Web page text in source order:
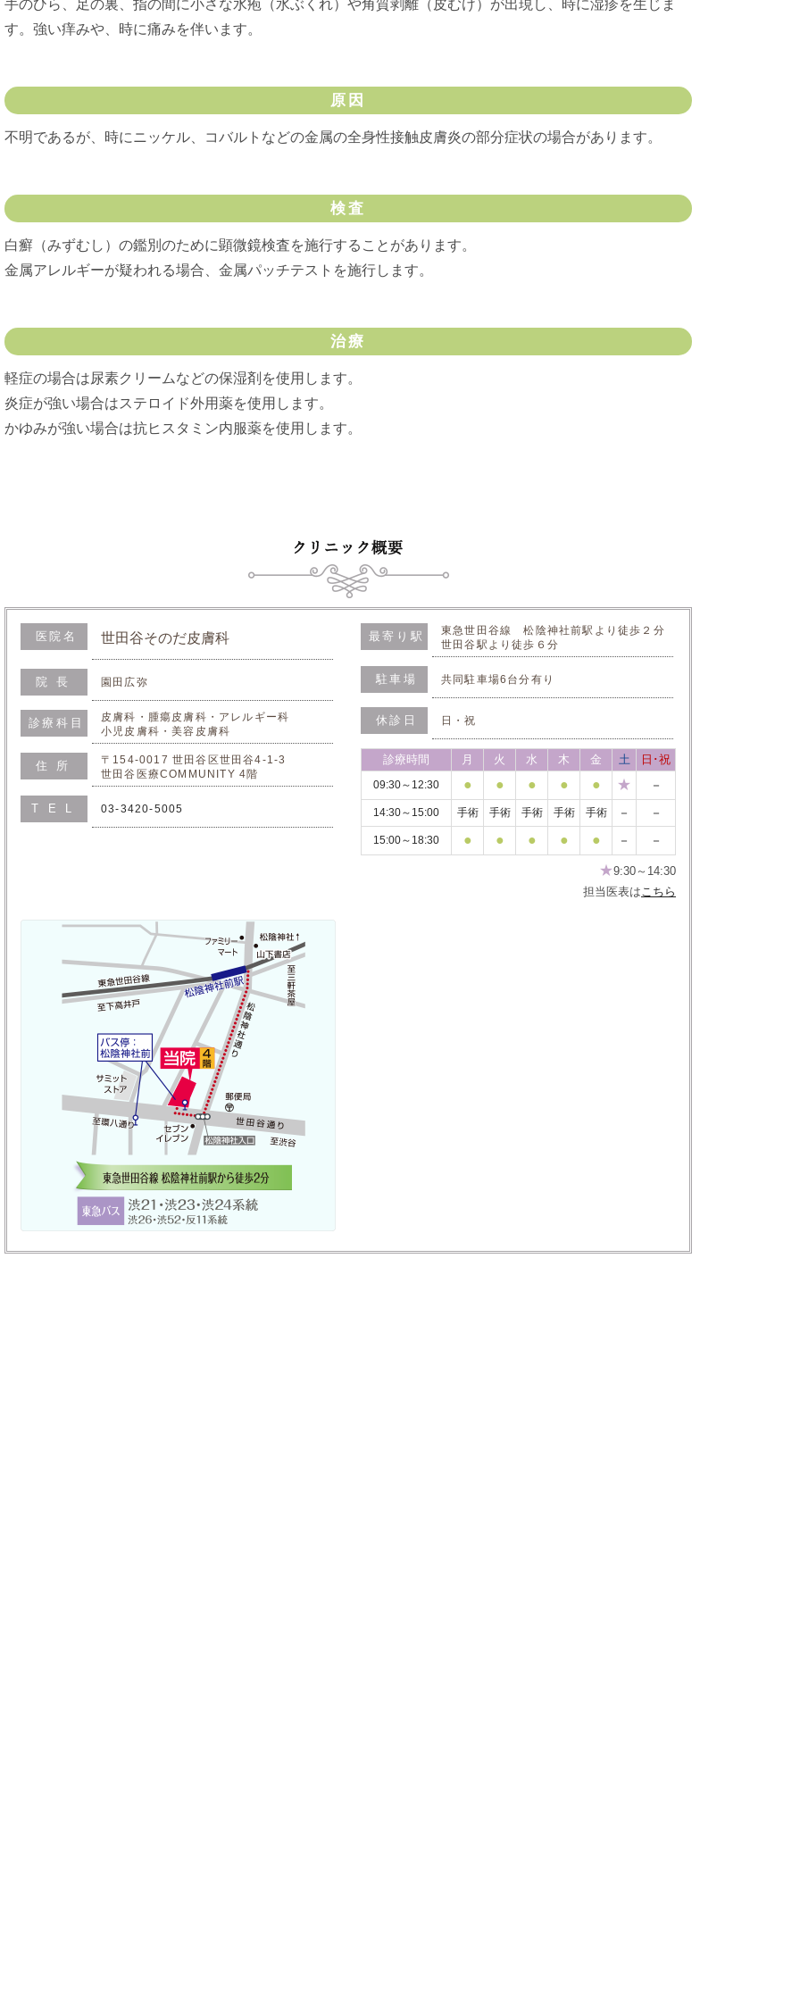
手のひら、足の裏、指の間に小さな水疱（水ぶくれ）や角質剥離（皮むけ）が出現し、時に湿疹を生じま
す。強い痒みや、時に痛みを伴います。
原因
不明であるが、時にニッケル、コバルトなどの金属の全身性接触皮膚炎の部分症状の場合があります。
検査
白癬（みずむし）の鑑別のために顕微鏡検査を施行することがあります。
金属アレルギーが疑われる場合、金属パッチテストを施行します。
治療
軽症の場合は尿素クリームなどの保湿剤を使用します。
炎症が強い場合はステロイド外用薬を使用します。
かゆみが強い場合は抗ヒスタミン内服薬を使用します。
医院名 世田谷そのだ皮膚科
院長 園田広弥
診療科目
皮膚科・腫瘍皮膚科・アレルギー科
小児皮膚科・美容皮膚科
住所
〒154-0017 世田谷区世田谷4-1-3
世田谷医療COMMUNITY 4階
TEL 03-3420-5005
最寄り駅
東急世田谷線 松陰神社前駅より徒歩２分
世田谷駅より徒歩６分
駐車場 共同駐車場6台分有り
休診日 日・祝
診療時間 月 火 水 木 金 土 日･祝
09:30～12:30 ● ● ● ● ● ★ －
14:30～15:00 手術 手術 手術 手術 手術 － －
15:00～18:30 ● ● ● ● ● － －
★9:30～14:30
担当医表はこちら